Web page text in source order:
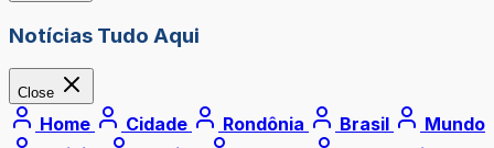
Notícias Tudo Aqui
Close
Home Cidade Rondônia Brasil
Mundo